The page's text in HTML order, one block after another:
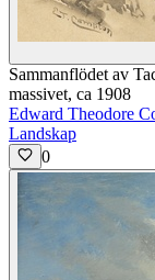
Sammanflödet av
massivet, ca 1908
Edward Theodore
Landskap
0